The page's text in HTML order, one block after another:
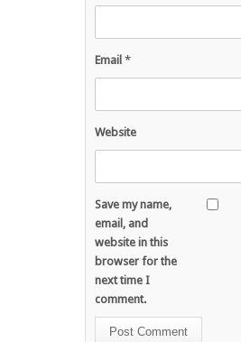
Email *
Website
Save my name,
email, and
website in this
browser for the
next time I
comment.